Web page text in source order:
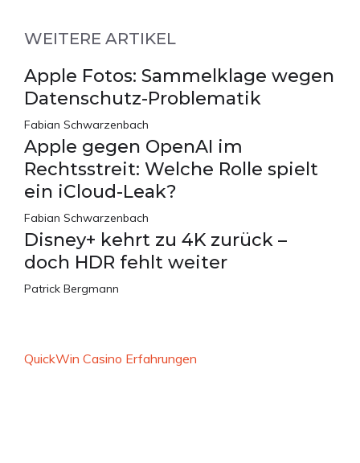
WEITERE ARTIKEL
Apple Fotos: Sammelklage wegen
Datenschutz-Problematik
Fabian Schwarzenbach
Apple gegen OpenAI im
Rechtsstreit: Welche Rolle spielt
ein iCloud-Leak?
Fabian Schwarzenbach
Disney+ kehrt zu 4K zurück –
doch HDR fehlt weiter
Patrick Bergmann
QuickWin Casino Erfahrungen